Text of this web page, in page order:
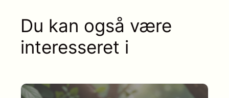
Du kan også være
interesseret i